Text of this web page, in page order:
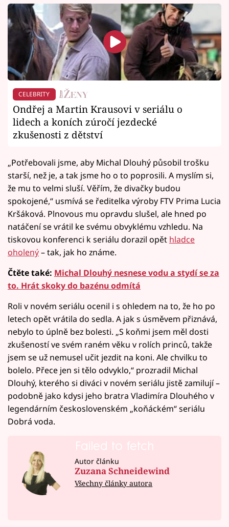
CELEBRITY
Ondřej a Martin Krausovi v seriálu o
lidech a koních zúročí jezdecké
zkušenosti z dětství
„Potřebovali jsme, aby Michal Dlouhý působil trošku
starší, než je, a tak jsme ho o to poprosili. A myslím si,
že mu to velmi sluší. Věřím, že divačky budou
spokojené,“ usmívá se ředitelka výroby FTV Prima Lucia
Kršáková. Plnovous mu opravdu slušel, ale hned po
natáčení se vrátil ke svému obvyklému vzhledu. Na
tiskovou konferenci k seriálu dorazil opět hladce
oholený– tak, jak ho známe.
Čtěte také: Michal Dlouhý nesnese vodu a stydí se za
to. Hrát skoky do bazénu odmítá
Roli v novém seriálu ocenil i s ohledem na to, že ho po
letech opět vrátila do sedla. A jak s úsměvem přiznává,
nebylo to úplně bez bolesti. „S koňmi jsem měl dosti
zkušeností ve svém raném věku v rolích princů, takže
jsem se už nemusel učit jezdit na koni. Ale chvilku to
bolelo. Přece jen si tělo odvyklo,“ prozradil Michal
Dlouhý, kterého si diváci v novém seriálu jistě zamilují –
podobně jako kdysi jeho bratra Vladimíra Dlouhého v
legendárním československém „koňáckém“ seriálu
Dobrá voda.
Failed to fetch
Autor článku
Zuzana Schneidewind
Všechny články autora